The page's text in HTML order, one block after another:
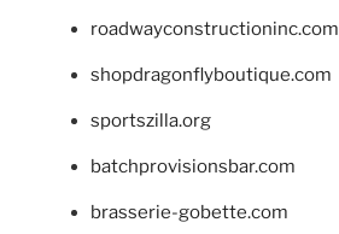
roadwayconstructioninc.com
shopdragonflyboutique.com
sportszilla.org
batchprovisionsbar.com
brasserie-gobette.com